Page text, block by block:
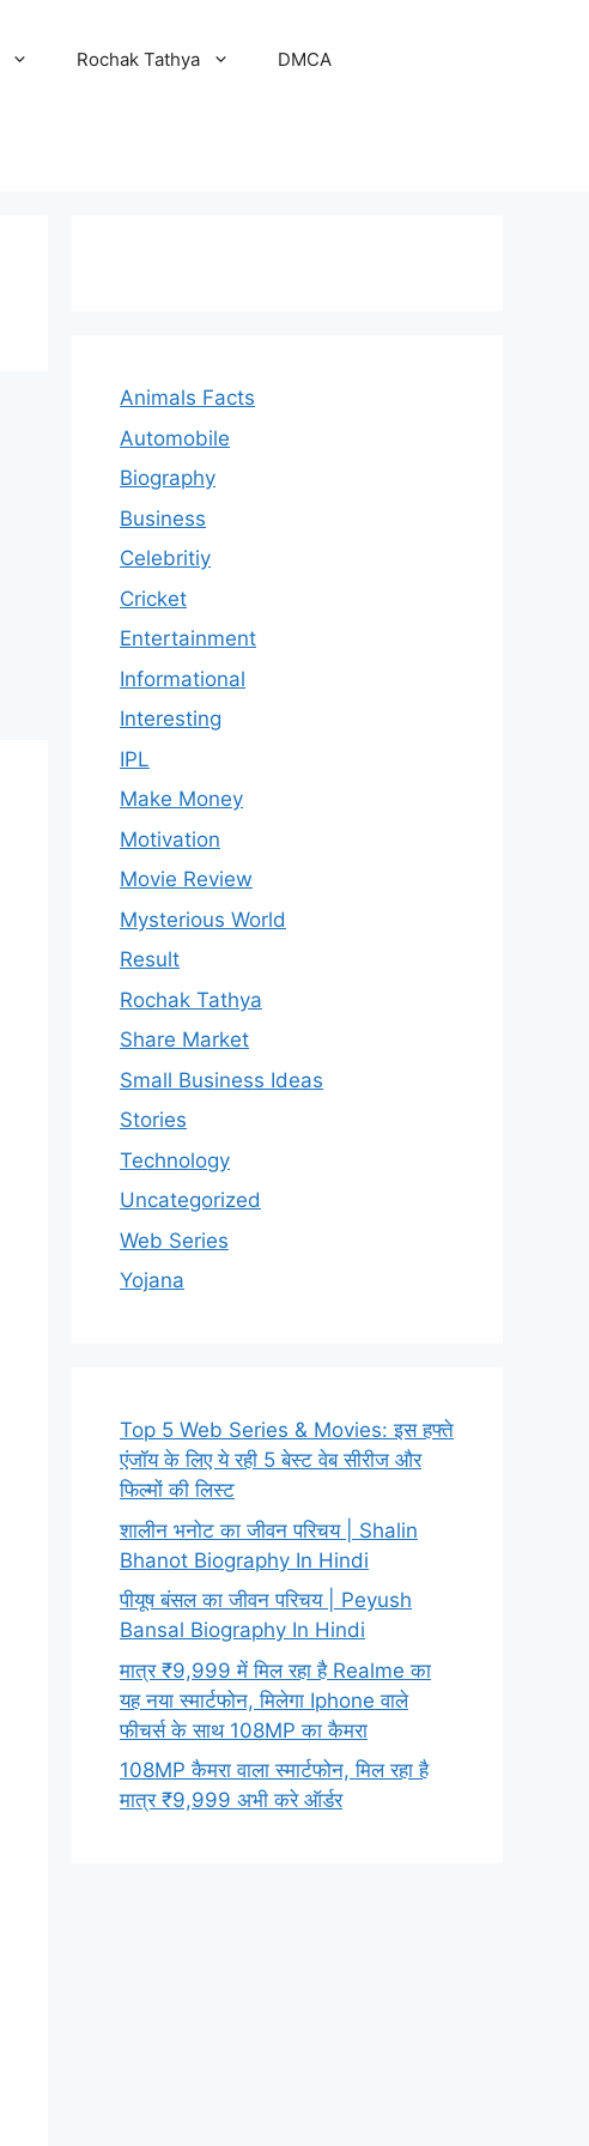
Rochak Tathya DMCA
Animals Facts
Automobile
Biography
Business
Celebritiy
Cricket
Entertainment
Informational
Interesting
IPL
Make Money
Motivation
Movie Review
Mysterious World
Result
Rochak Tathya
Share Market
Small Business Ideas
Stories
Technology
Uncategorized
Web Series
Yojana
Top 5 Web Series & Movies: इस हफ्ते
एंजॉय के लिए ये रही 5 बेस्ट वेब सीरीज और
फिल्मों की लिस्ट
शालीन भनोट का जीवन परिचय | Shalin
Bhanot Biography In Hindi
पीयूष बंसल का जीवन परिचय | Peyush
Bansal Biography In Hindi
मात्र ₹9,999 में मिल रहा है Realme का
यह नया स्मार्टफोन, मिलेगा Iphone वाले
फीचर्स के साथ 108MP का कैमरा
108MP कैमरा वाला स्मार्टफोन, मिल रहा है
मात्र ₹9,999 अभी करे ऑर्डर